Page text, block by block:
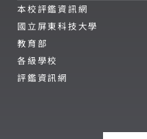
本校評鑑資訊網
國立屏東科技大學
教育部
各級學校
評鑑資訊網